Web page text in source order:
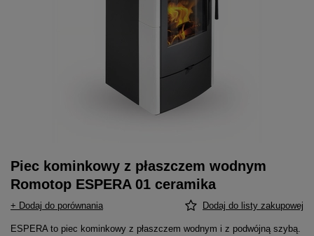
Piec kominkowy z płaszczem wodnym
Romotop ESPERA 01 ceramika
+ Dodaj do porównania Dodaj do listy zakupowej
ESPERA to piec kominkowy z płaszczem wodnym i z podwójną szybą.